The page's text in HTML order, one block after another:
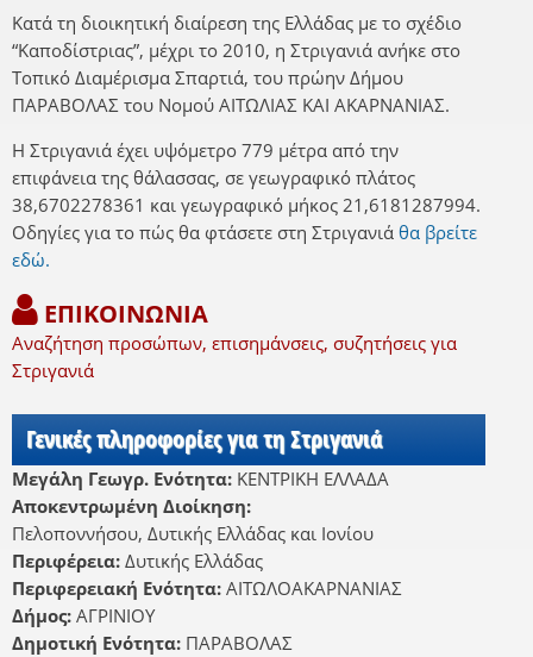
Κατά τη διοικητική διαίρεση της Ελλάδας με το σχέδιο
“Καποδίστριας”, μέχρι το 2010, η Στριγανιά ανήκε στο
Τοπικό Διαμέρισμα Σπαρτιά, του πρώην Δήμου
ΠΑΡΑΒΟΛΑΣ του Νομού ΑΙΤΩΛΙΑΣ ΚΑΙ ΑΚΑΡΝΑΝΙΑΣ.
Η Στριγανιά έχει υψόμετρο 779 μέτρα από την
επιφάνεια της θάλασσας, σε γεωγραφικό πλάτος
38,6702278361 και γεωγραφικό μήκος 21,6181287994.
Οδηγίες για το πώς θα φτάσετε στη Στριγανιά θα βρείτε
εδώ.
ΕΠΙΚΟΙΝΩΝΙΑ
Αναζήτηση προσώπων, επισημάνσεις, συζητήσεις για
Στριγανιά
Γενικές πληροφορίες για τη Στριγανιά
Μεγάλη Γεωγρ. Ενότητα: ΚΕΝΤΡΙΚΗ ΕΛΛΑΔΑ
Αποκεντρωμένη Διοίκηση:
Πελοποννήσου, Δυτικής Ελλάδας και Ιονίου
Περιφέρεια: Δυτικής Ελλάδας
Περιφερειακή Ενότητα: ΑΙΤΩΛΟΑΚΑΡΝΑΝΙΑΣ
Δήμος: ΑΓΡΙΝΙΟΥ
Δημοτική Ενότητα: ΠΑΡΑΒΟΛΑΣ